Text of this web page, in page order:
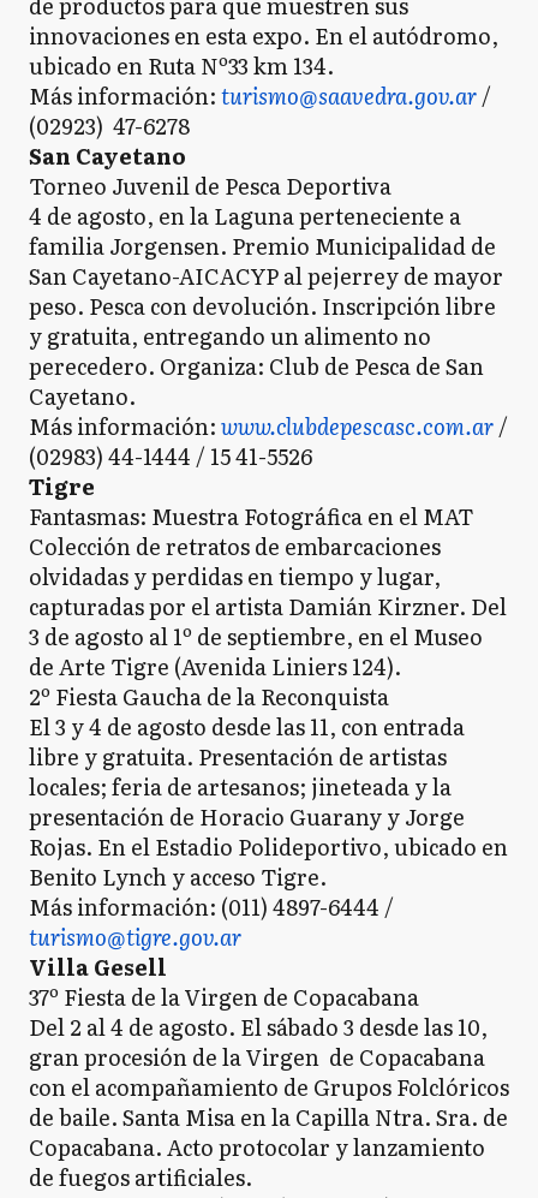
innovaciones en esta expo. En el autódromo,
ubicado en Ruta Nº33 km 134.
Más información:turismo@saavedra.gov.ar/
(02923) 47-6278
San Cayetano
Torneo Juvenil de Pesca Deportiva
4 de agosto, en la Laguna perteneciente a
familia Jorgensen. Premio Municipalidad de
San Cayetano-AICACYP al pejerrey de mayor
peso. Pesca con devolución. Inscripción libre
y gratuita, entregando un alimento no
perecedero. Organiza: Club de Pesca de San
Cayetano.
Más información:www.clubdepescasc.com.ar/
(02983) 44-1444 / 15 41-5526
Tigre
Fantasmas: Muestra Fotográfica en el MAT
Colección de retratos de embarcaciones
olvidadas y perdidas en tiempo y lugar,
capturadas por el artista Damián Kirzner. Del
3 de agosto al 1º de septiembre, en el Museo
de Arte Tigre (Avenida Liniers 124).
2º Fiesta Gaucha de la Reconquista
El 3 y 4 de agosto desde las 11, con entrada
libre y gratuita. Presentación de artistas
locales; feria de artesanos; jineteada y la
presentación de Horacio Guarany y Jorge
Rojas. En el Estadio Polideportivo, ubicado en
Benito Lynch y acceso Tigre.
Más información: (011) 4897-6444 /
turismo@tigre.gov.ar
Villa Gesell
37º Fiesta de la Virgen de Copacabana
Del 2 al 4 de agosto. El sábado 3 desde las 10,
gran procesión de la Virgen de Copacabana
con el acompañamiento de Grupos Folclóricos
de baile. Santa Misa en la Capilla Ntra. Sra. de
Copacabana. Acto protocolar y lanzamiento
de fuegos artificiales.